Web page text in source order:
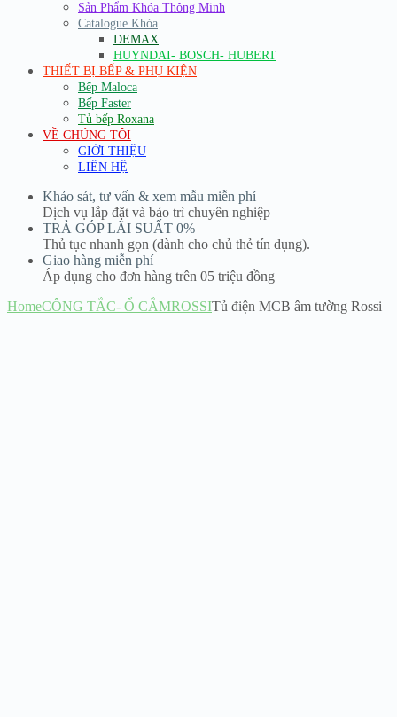
Sản Phẩm Khóa Thông Minh
Catalogue Khóa
DEMAX
HUYNDAI- BOSCH- HUBERT
THIẾT BỊ BẾP & PHỤ KIỆN
Bếp Maloca
Bếp Faster
Tủ bếp Roxana
VỀ CHÚNG TÔI
GIỚI THIỆU
LIÊN HỆ
Khảo sát, tư vấn & xem mẫu miễn phí
Dịch vụ lắp đặt và bảo trì chuyên nghiệp
TRẢ GÓP LÃI SUẤT 0%
Thủ tục nhanh gọn (dành cho chủ thẻ tín dụng).
Giao hàng miễn phí
Áp dụng cho đơn hàng trên 05 triệu đồng
HomeCÔNG TẮC- Ổ CẮMROSSITủ điện MCB âm tường Rossi